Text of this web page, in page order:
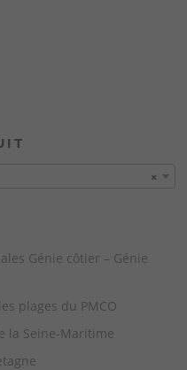
×
Génie côtier – Génie
plages du PMCO
la Seine-Maritime